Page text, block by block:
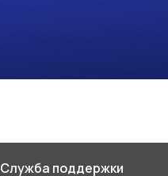
Служба поддержки